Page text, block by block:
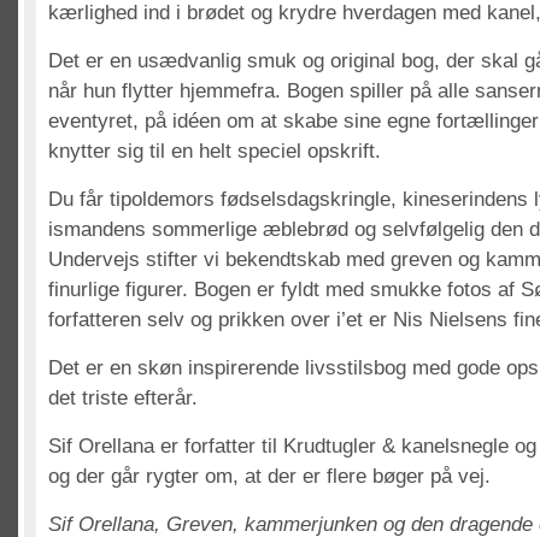
kærlighed ind i brødet og krydre hverdagen med
Det er en usædvanlig smuk og original bog, der skal
når hun flytter hjemmefra. Bogen spiller på alle
eventyret, på idéen om at skabe sine egne
knytter sig til en helt speciel opskrift.
Du får tipoldemors fødselsdagskringle, kineserindens
ismandens sommerlige æblebrød og selvfølgelig den
Undervejs stifter vi bekendtskab med greven og
finurlige figurer. Bogen er fyldt med smukke fotos af
forfatteren selv og prikken over i’et er Nis Nielsens
Det er en skøn inspirerende livsstilsbog med gode
det triste efterår.
Sif Orellana er forfatter til Krudtugler & kanelsnegle
og der går rygter om, at der er flere bøger på vej.
Sif Orellana, Greven, kammerjunken og den dragende